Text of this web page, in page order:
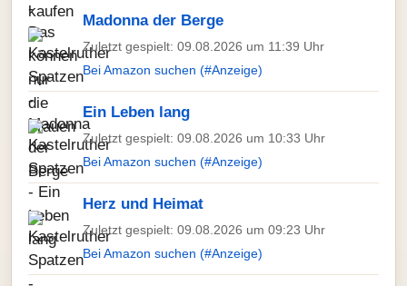
Madonna der Berge
Zuletzt gespielt: 09.08.2026 um 11:39 Uhr
Bei Amazon suchen (#Anzeige)
Ein Leben lang
Zuletzt gespielt: 09.08.2026 um 10:33 Uhr
Bei Amazon suchen (#Anzeige)
Herz und Heimat
Zuletzt gespielt: 09.08.2026 um 09:23 Uhr
Bei Amazon suchen (#Anzeige)